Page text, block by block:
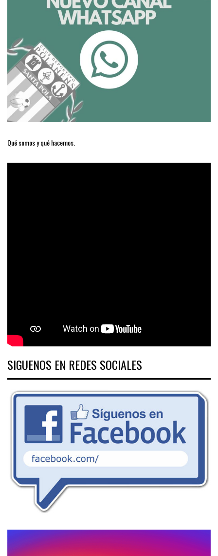
Qué somos y qué hacemos.
SIGUENOS EN REDES SOCIALES